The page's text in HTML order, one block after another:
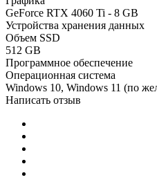
GeForce RTX 4060 Ti - 8 GB
Устройства хранения данных
Объем SSD
512 GВ
Программное обеспечение
Операционная система
Windows 10, Windows 11 (по
Написать отзыв